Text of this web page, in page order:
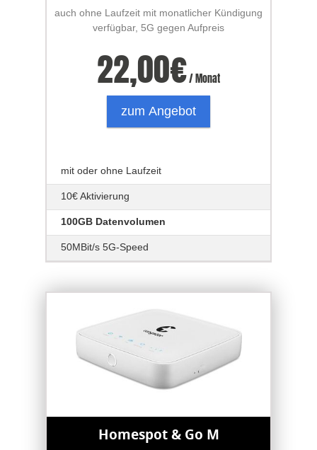
auch ohne Laufzeit mit monatlicher Kündigung
verfügbar, 5G gegen Aufpreis
22,00€/ Monat
zum Angebot
mit oder ohne Laufzeit
10€ Aktivierung
100GB Datenvolumen
50MBit/s 5G-Speed
Homespot & Go M